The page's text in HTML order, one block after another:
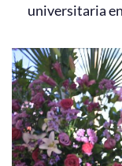
universitaria